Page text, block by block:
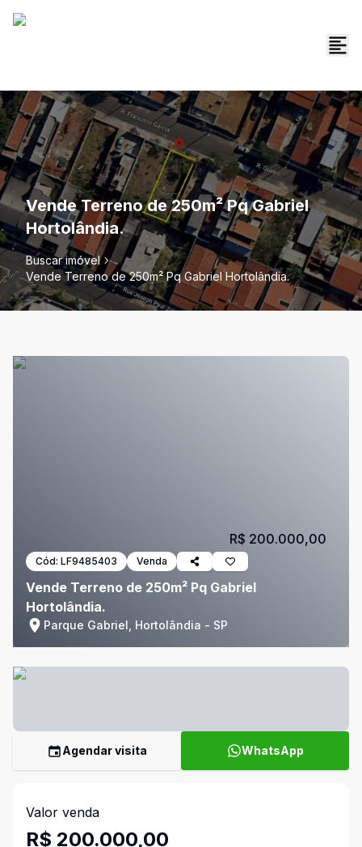
Vende Terreno de 250m² Pq Gabriel
Hortolândia.
Buscar imóvel
Vende Terreno de 250m² Pq Gabriel Hortolândia.
Cód: LF9485403 Venda
Vende Terreno de 250m² Pq Gabriel
Hortolândia.
Parque Gabriel, Hortolândia - SP
R$ 200.000,00
Agendar visita WhatsApp
Valor venda
R$ 200.000,00